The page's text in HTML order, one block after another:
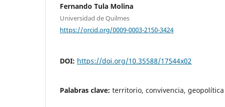
Fernando Tula Molina
Universidad de Quilmes
https://orcid.org/0009-0003-2150-3424
DOI: https://doi.org/10.35588/17544x02
Palabras clave: territorio, convivencia, geopolítica